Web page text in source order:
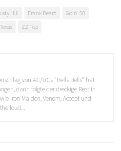
Hill Frank Beard
Goin' 50
Texas ZZ Top
von AC/DCs "Hells Bells" hat
dann folgte der dreckige Rest in
Iron Maiden, Venom, Accept und
loud...